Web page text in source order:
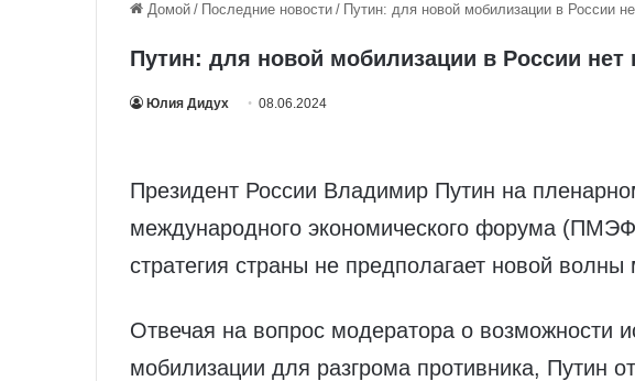
Домой / Последние новости / Путин: для новой мобилизации в России
Путин: для новой мобилизации в России нет
Юлия Дидух 08.06.2024
Президент России Владимир Путин на
международного экономического форума
стратегия страны не предполагает новой волны
Отвечая на вопрос модератора о возможности
мобилизации для разгрома противника, Путин